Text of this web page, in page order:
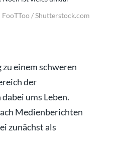
FooTToo / Shutterstock.com
einem schweren
der
ums Leben.
Medienberichten
zunächst als